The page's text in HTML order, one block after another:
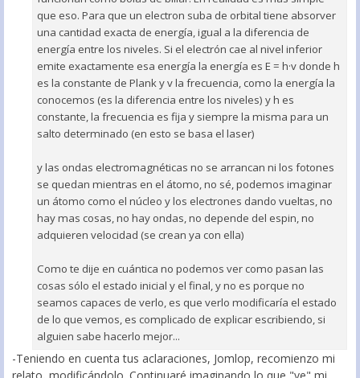
que eso. Para que un electron suba de orbital tiene absorver
una cantidad exacta de energía, igual a la diferencia de
energía entre los niveles. Si el electrón cae al nivel inferior
emite exactamente esa energía la energía es E = h·v donde h
es la constante de Plank y v la frecuencia, como la energía la
conocemos (es la diferencia entre los niveles) y h es
constante, la frecuencia es fija y siempre la misma para un
salto determinado (en esto se basa el laser)
y las ondas electromagnéticas no se arrancan ni los fotones
se quedan mientras en el átomo, no sé, podemos imaginar
un átomo como el núcleo y los electrones dando vueltas, no
hay mas cosas, no hay ondas, no depende del espin, no
adquieren velocidad (se crean ya con ella)
Como te dije en cuántica no podemos ver como pasan las
cosas sólo el estado inicial y el final, y no es porque no
seamos capaces de verlo, es que verlo modificaría el estado
de lo que vemos, es complicado de explicar escribiendo, si
alguien sabe hacerlo mejor...
-Teniendo en cuenta tus aclaraciones, Jomlop, recomienzo mi